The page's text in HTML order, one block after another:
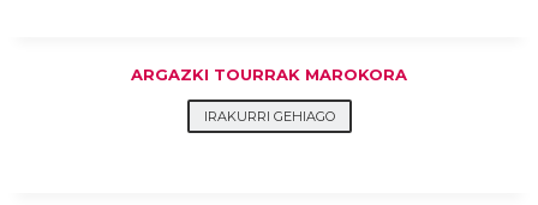
ARGAZKI TOURRAK MAROKORA
IRAKURRI GEHIAGO